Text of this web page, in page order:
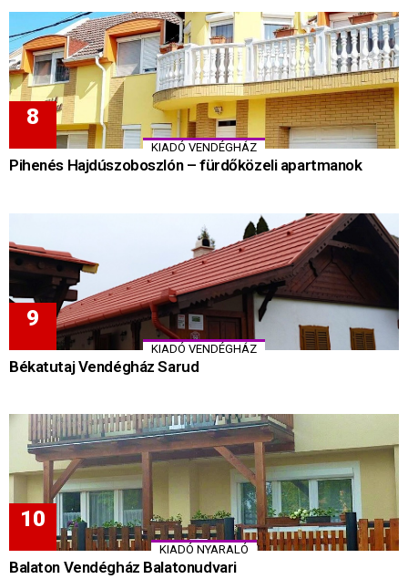
KIADÓ VENDÉGHÁZ
Pihenés Hajdúszoboszlón – fürdőközeli apartmanok
KIADÓ VENDÉGHÁZ
Békatutaj Vendégház Sarud
KIADÓ NYARALÓ
Balaton Vendégház Balatonudvari